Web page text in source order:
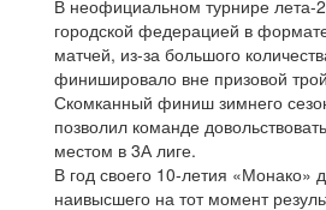
В неофициальном турнире лета-
городской федерацией в
матчей, из-за большого
финишировало вне призовой
Скомканный финиш зимнего
позволил команде
местом в 3А лиге.
В год своего 10-летия «Монако»
наивысшего на тот момент